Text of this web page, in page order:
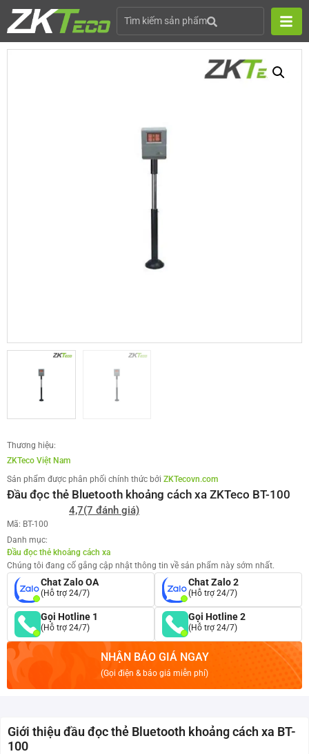
Tìm kiếm sản phẩm
Thương hiệu:
ZKTeco Việt Nam
Sản phẩm được phân phối chính thức bởi ZKTecovn.com
Đầu đọc thẻ Bluetooth khoảng cách xa ZKTeco BT-100
4,7(7 đánh giá)
Mã: BT-100
Danh mục:
Đầu đọc thẻ khoảng cách xa
Chúng tôi đang cố gắng cập nhật thông tin về sản phẩm này sớm nhất.
Chat Zalo OA
(Hỗ trợ 24/7)
Chat Zalo 2
(Hỗ trợ 24/7)
Gọi Hotline 1
(Hỗ trợ 24/7)
Gọi Hotline 2
(Hỗ trợ 24/7)
NHẬN BÁO GIÁ NGAY
(Gọi điện & báo giá miễn phí)
Giới thiệu đầu đọc thẻ Bluetooth khoảng cách xa BT-
100